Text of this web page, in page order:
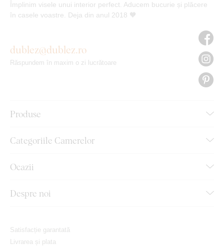
Împlinim visele unui interior perfect. Aducem bucurie și plăcere
în casele voastre. Deja din anul 2018 🧡
Produse
Categoriile Camerelor
Ocazii
Despre noi
dublez@dublez.ro
Răspundem în maxim o zi lucrătoare
Satisfacție garantată
Livrarea și plata